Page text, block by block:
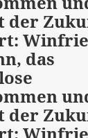
der
das
der